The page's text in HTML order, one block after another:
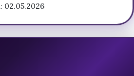
02.05.2026